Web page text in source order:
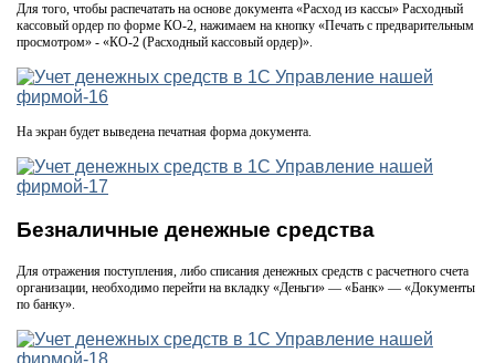
Для того, чтобы распечатать на основе документа «Расход из кассы» Расходный
кассовый ордер по форме КО-2, нажимаем на кнопку «Печать с предварительным
просмотром» - «КО-2 (Расходный кассовый ордер)».
На экран будет выведена печатная форма документа.
Безналичные денежные средства
Для отражения поступления, либо списания денежных средств с расчетного счета
организации, необходимо перейти на вкладку «Деньги» — «Банк» — «Документы
по банку».